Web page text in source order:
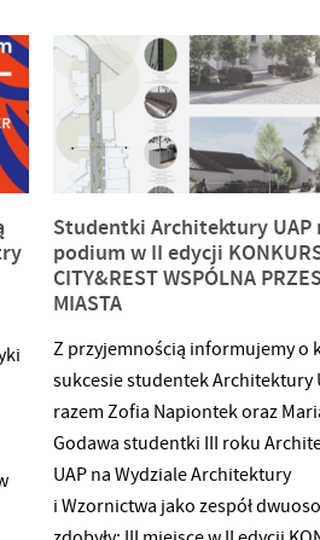
Vyond) z poszanowaniem praw
autorskich i ochrony danych
§ planowanie, realizacja,
nagrań audio / wideo oraz
żywo,§ obsługa platform e-
uprawnień,§ dbałość o wysoki
dla wdrażanych zasobów i
edukacyjnych,§ współpraca
z pracownikami UMP i partnerami
zewnętrznymi na rzecz
procesu edukacyjnego
metodami zdalnymi przez UMP,
Studentki Architektury UAP
podium w II edycji
CITY&REST WSPÓLNA
MIASTA
Z przyjemnością informujemy o
sukcesie studentek Architektury
razem Zofia Napiontek oraz
Godawa studentki III roku
UAP na Wydziale Architektury
i Wzornictwa jako zespół